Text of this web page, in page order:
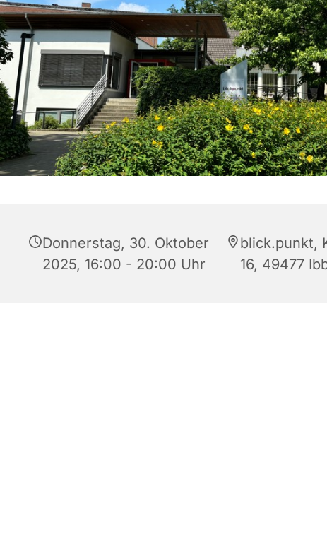
Donnerstag, 30. Oktober
2025, 16:00 - 20:00 Uhr
blick.punkt,
16, 49477